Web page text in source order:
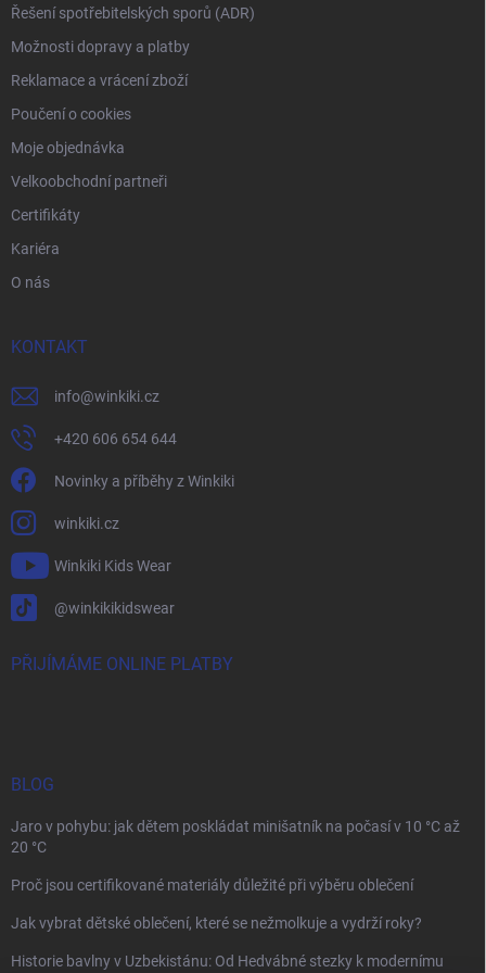
Řešení spotřebitelských sporů (ADR)
Možnosti dopravy a platby
Reklamace a vrácení zboží
Poučení o cookies
Moje objednávka
Velkoobchodní partneři
Certifikáty
Kariéra
O nás
KONTAKT
info@winkiki.cz
+420 606 654 644
Novinky a příběhy z Winkiki
winkiki.cz
Winkiki Kids Wear
@winkikikidswear
PŘIJÍMÁME ONLINE PLATBY
BLOG
Jaro v pohybu: jak dětem poskládat minišatník na počasí v 10 °C až
20 °C
Proč jsou certifikované materiály důležité při výběru oblečení
Jak vybrat dětské oblečení, které se nežmolkuje a vydrží roky?
Historie bavlny v Uzbekistánu: Od Hedvábné stezky k modernímu